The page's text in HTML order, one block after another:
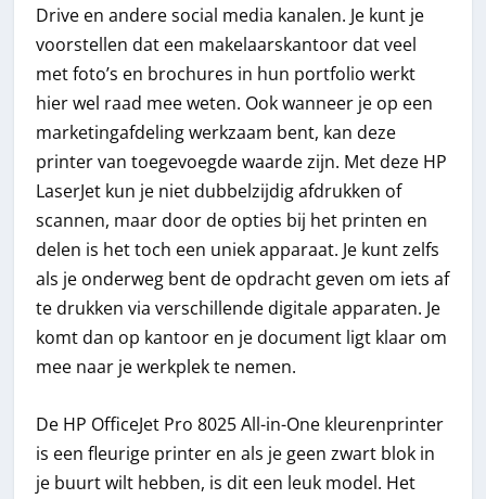
Drive en andere social media kanalen. Je kunt je
voorstellen dat een makelaarskantoor dat veel
met foto’s en brochures in hun portfolio werkt
hier wel raad mee weten. Ook wanneer je op een
marketingafdeling werkzaam bent, kan deze
printer van toegevoegde waarde zijn. Met deze HP
LaserJet kun je niet dubbelzijdig afdrukken of
scannen, maar door de opties bij het printen en
delen is het toch een uniek apparaat. Je kunt zelfs
als je onderweg bent de opdracht geven om iets af
te drukken via verschillende digitale apparaten. Je
komt dan op kantoor en je document ligt klaar om
mee naar je werkplek te nemen.
De HP OfficeJet Pro 8025 All-in-One kleurenprinter
is een fleurige printer en als je geen zwart blok in
je buurt wilt hebben, is dit een leuk model. Het